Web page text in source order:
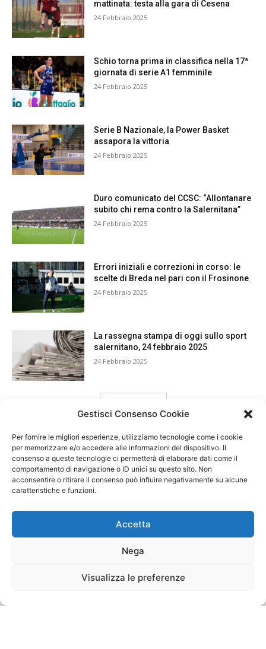
Gestisci Consenso Cookie
Per fornire le migliori esperienze, utilizziamo tecnologie come i cookie
per memorizzare e/o accedere alle informazioni del dispositivo. Il
consenso a queste tecnologie ci permetterà di elaborare dati come il
comportamento di navigazione o ID unici su questo sito. Non
acconsentire o ritirare il consenso può influire negativamente su alcune
caratteristiche e funzioni.
Accetta
Nega
Visualizza le preferenze
mattinata: testa alla gara di Cesena
24 Febbraio 2025
Schio torna prima in classifica nella 17ª
giornata di serie A1 femminile
24 Febbraio 2025
Serie B Nazionale, la Power Basket
assapora la vittoria
24 Febbraio 2025
Duro comunicato del CCSC: “Allontanare
subito chi rema contro la Salernitana”
24 Febbraio 2025
Errori iniziali e correzioni in corso: le
scelte di Breda nel pari con il Frosinone
24 Febbraio 2025
La rassegna stampa di oggi sullo sport
salernitano, 24 febbraio 2025
24 Febbraio 2025